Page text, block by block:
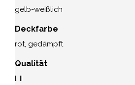
gelb-weißlich
Deckfarbe
rot, gedämpft
Qualität
I, II